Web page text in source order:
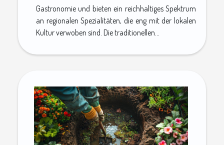
Gastronomie und bieten ein reichhaltiges Spektrum
an regionalen Spezialitäten, die eng mit der lokalen
Kultur verwoben sind. Die traditionellen...